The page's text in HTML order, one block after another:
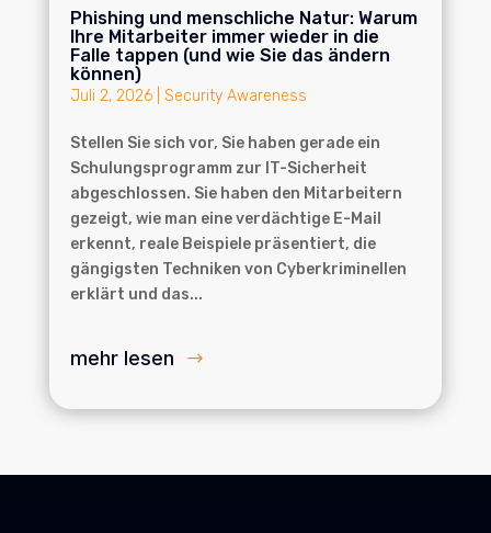
Phishing und menschliche Natur: Warum
Ihre Mitarbeiter immer wieder in die
Falle tappen (und wie Sie das ändern
können)
Juli 2, 2026| Security Awareness
Stellen Sie sich vor, Sie haben gerade ein
Schulungsprogramm zur IT-Sicherheit
abgeschlossen. Sie haben den Mitarbeitern
gezeigt, wie man eine verdächtige E-Mail
erkennt, reale Beispiele präsentiert, die
gängigsten Techniken von Cyberkriminellen
erklärt und das...
mehr lesen